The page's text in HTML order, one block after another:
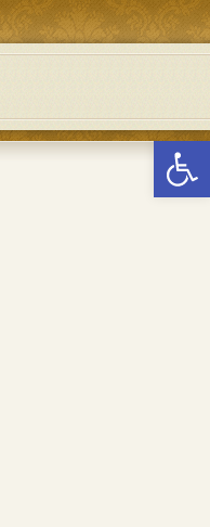
פתח סרגל נגישות